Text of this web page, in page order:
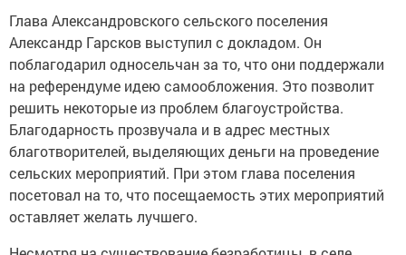
Глава Александровского сельского поселения
Александр Гарсков выступил с докладом. Он
поблагодарил односельчан за то, что они поддержали
на референдуме идею самообложения. Это позволит
решить некоторые из проблем благоустройства.
Благодарность прозвучала и в адрес местных
благотворителей, выделяющих деньги на проведение
сельских мероприятий. При этом глава поселения
посетовал на то, что посещаемость этих мероприятий
оставляет желать лучшего.